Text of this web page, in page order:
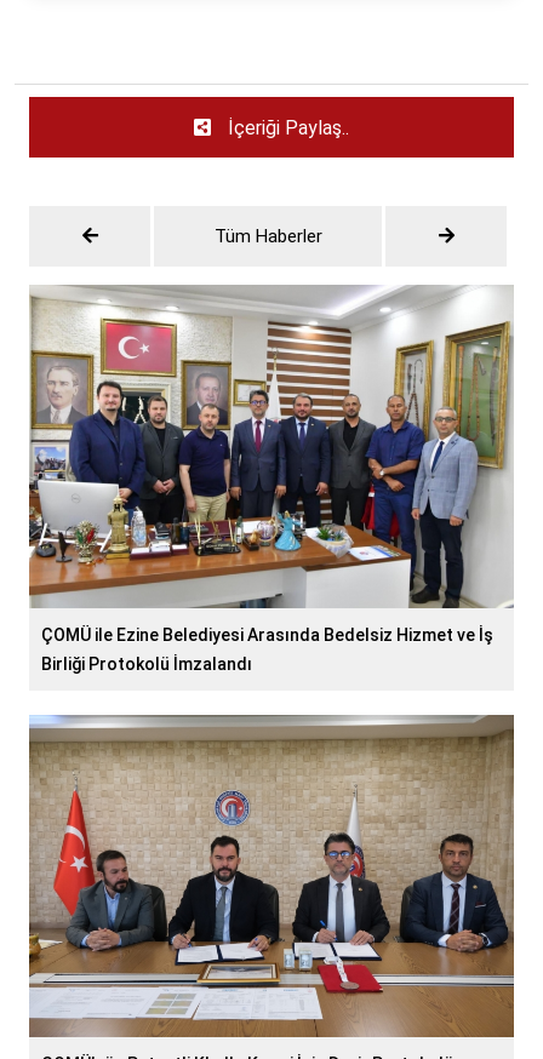
İçeriği Paylaş..
Tüm Haberler
ÇOMÜ ile Ezine Belediyesi Arasında Bedelsiz Hizmet ve İş
Birliği Protokolü İmzalandı